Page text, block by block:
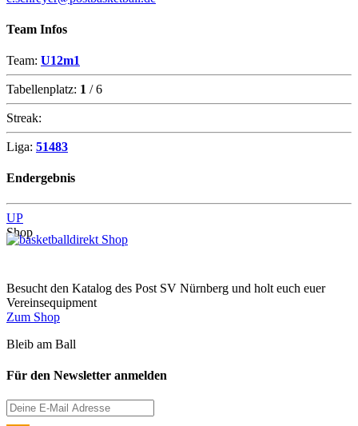
Team Infos
Team: U12m1
Tabellenplatz: 1 / 6
Streak:
Liga: 51483
Endergebnis
UP
Shop
Besucht den Katalog des Post SV Nürnberg und holt euch euer
Vereinsequipment
Zum Shop
Bleib am Ball
Für den Newsletter anmelden